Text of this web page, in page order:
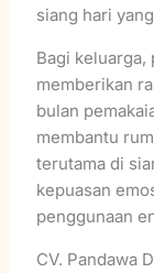
siang hari
Bagi keluarga,
memberikan
bulan
membantu
terutama di
kepuasan
penggunaan
CV. Pandawa